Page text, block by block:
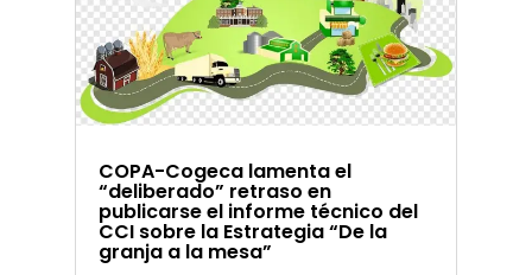
COPA-Cogeca lamenta el
“deliberado” retraso en
publicarse el informe técnico del
CCI sobre la Estrategia “De la
granja a la mesa”